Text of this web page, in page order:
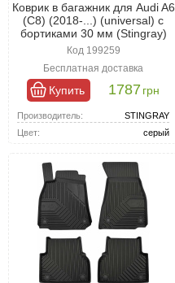
Коврик в багажник для Audi A6
(C8) (2018-...) (universal) с
бортиками 30 мм (Stingray)
Код 199259
Бесплатная доставка
Купить 1787грн
Производитель:
STINGRAY
Цвет:
серый